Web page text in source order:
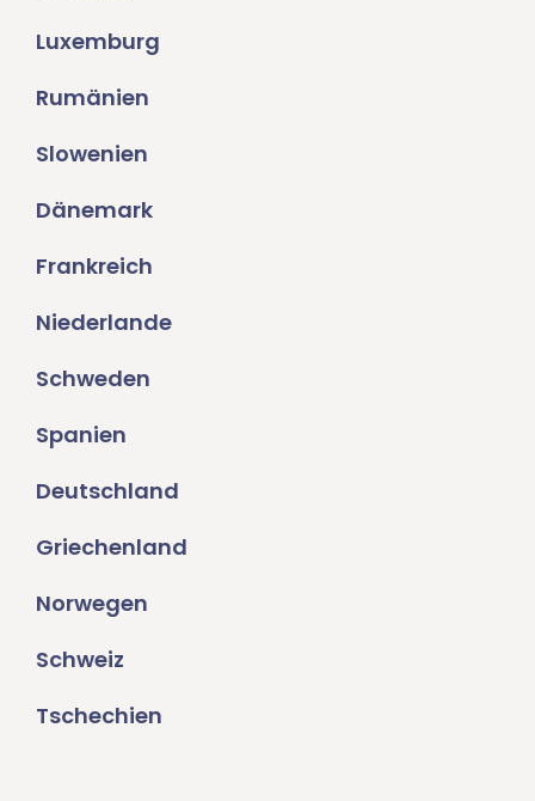
Luxemburg
Rumänien
Slowenien
Dänemark
Frankreich
Niederlande
Schweden
Spanien
Deutschland
Griechenland
Norwegen
Schweiz
Tschechien